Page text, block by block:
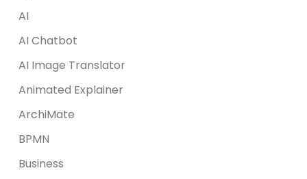
AI
AI Chatbot
AI Image Translator
Animated Explainer
ArchiMate
BPMN
Business